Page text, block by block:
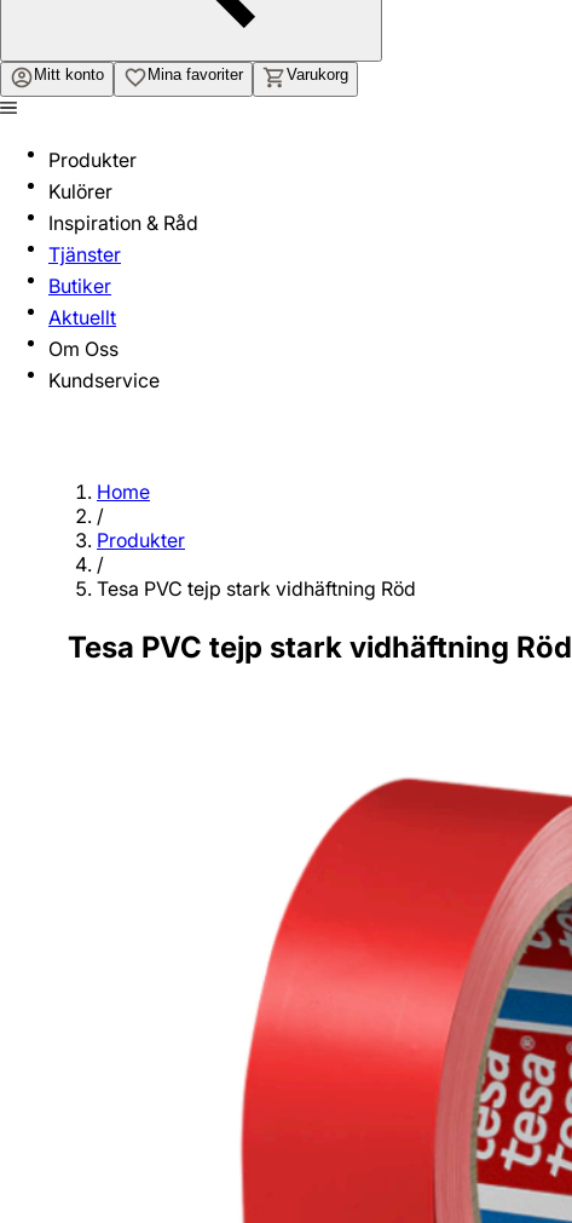
Mitt konto Mina favoriter Varukorg
Produkter
Kulörer
Inspiration & Råd
Tjänster
Butiker
Aktuellt
Om Oss
Kundservice
Home
/
Produkter
/
Tesa PVC tejp stark vidhäftning Röd
Tesa PVC tejp stark vidhäftning Röd